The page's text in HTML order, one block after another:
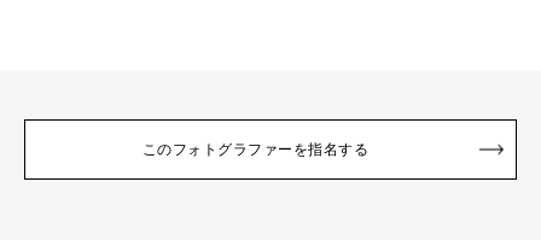
このフォトグラファーを指名する